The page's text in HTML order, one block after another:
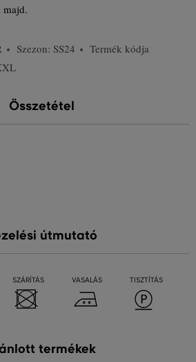
majd.
Szezon: SS24
Termék kódja
Összetétel
útmutató
SZÁRÍTÁS VASALÁS TISZTÍTÁS
termékek